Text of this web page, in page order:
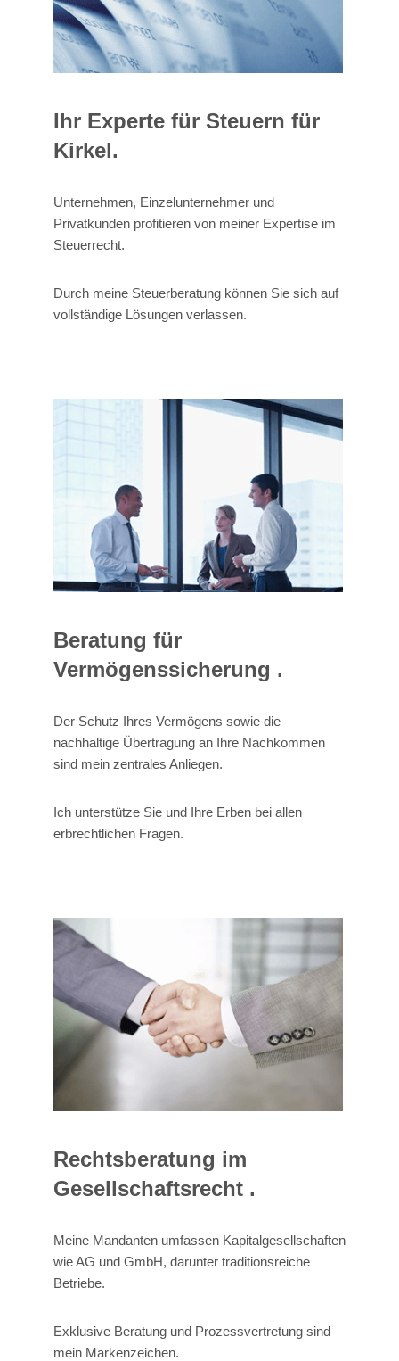
Ihr Experte für Steuern für
Kirkel.
Unternehmen, Einzelunternehmer und
Privatkunden profitieren von meiner Expertise im
Steuerrecht.
Durch meine Steuerberatung können Sie sich auf
vollständige Lösungen verlassen.
Beratung für
Vermögenssicherung .
Der Schutz Ihres Vermögens sowie die
nachhaltige Übertragung an Ihre Nachkommen
sind mein zentrales Anliegen.
Ich unterstütze Sie und Ihre Erben bei allen
erbrechtlichen Fragen.
Rechtsberatung im
Gesellschaftsrecht .
Meine Mandanten umfassen Kapitalgesellschaften
wie AG und GmbH, darunter traditionsreiche
Betriebe.
Exklusive Beratung und Prozessvertretung sind
mein Markenzeichen.